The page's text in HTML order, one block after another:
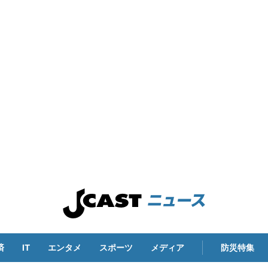
IT エンタメ スポーツ メディア 防災特集